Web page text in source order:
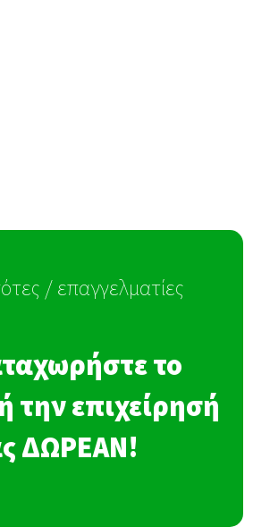
/ επαγγελματίες
το
την επιχείρησή
ΔΩΡΕΑΝ!